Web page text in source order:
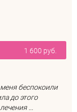
1 600 руб.
беспокоили
до этого
...